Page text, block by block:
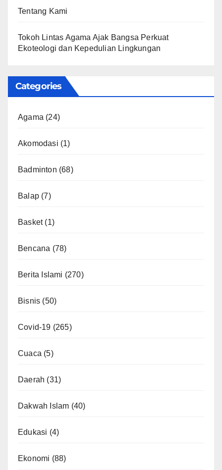
Tentang Kami
Tokoh Lintas Agama Ajak Bangsa Perkuat
Ekoteologi dan Kepedulian Lingkungan
Categories
Agama (24)
Akomodasi (1)
Badminton (68)
Balap (7)
Basket(1)
Bencana (78)
Berita Islami (270)
Bisnis (50)
Covid-19 (265)
Cuaca (5)
Daerah (31)
Dakwah Islam (40)
Edukasi (4)
Ekonomi (88)